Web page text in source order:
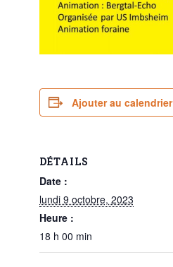
Ajouter au calendrier
DÉTAILS
Date :
lundi 9 octobre, 2023
Heure :
18 h 00 min